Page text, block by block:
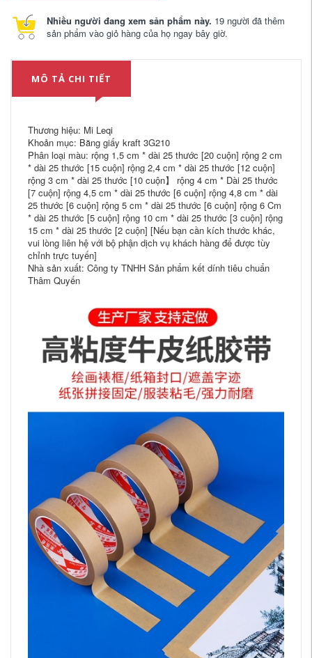
Nhiều người đang xem sản phẩm này. 19 người đã thêm
sản phẩm vào giỏ hàng của họ ngay bây giờ.
MÔ TẢ CHI TIẾT
Thương hiệu: Mi Leqi
Khoản mục: Băng giấy kraft 3G210
Phân loại màu: rộng 1,5 cm * dài 25 thước [20 cuộn] rộng 2 cm
* dài 25 thước [15 cuộn] rộng 2,4 cm * dài 25 thước [12 cuộn]
rộng 3 cm * dài 25 thước [10 cuộn】 rộng 4 cm * Dài 25 thước
[7 cuộn] rộng 4,5 cm * dài 25 thước [6 cuộn] rộng 4,8 cm * dài
25 thước [6 cuộn] rộng 5 cm * dài 25 thước [6 cuộn] rộng 6 Cm
* dài 25 thước [5 cuộn] rộng 10 cm * dài 25 thước [3 cuộn] rộng
15 cm * dài 25 thước [2 cuộn] [Nếu bạn cần kích thước khác,
vui lòng liên hệ với bộ phận dịch vụ khách hàng để được tùy
chỉnh trực tuyến]
Nhà sản xuất: Công ty TNHH Sản phẩm kết dính tiêu chuẩn
Thâm Quyến